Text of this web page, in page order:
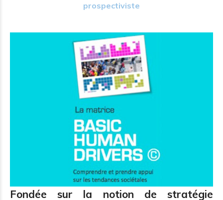
prospectiviste
Fondée sur la notion de stratégie